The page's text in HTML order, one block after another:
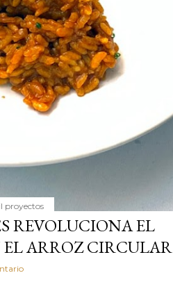
proyectos
REVOLUCIONA EL
ARROZ CIRCULAR